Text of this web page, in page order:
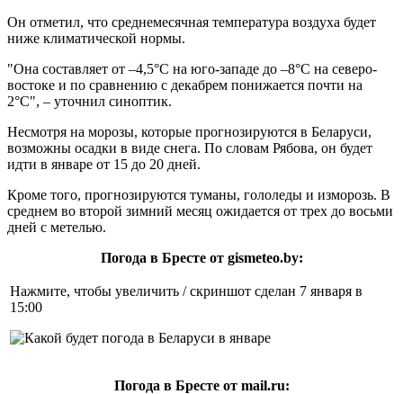
Он отметил, что среднемесячная температура воздуха будет
ниже климатической нормы.
"Она составляет от –4,5°C на юго-западе до –8°C на северо-
востоке и по сравнению с декабрем понижается почти на
2°C", – уточнил синоптик.
Несмотря на морозы, которые прогнозируются в Беларуси,
возможны осадки в виде снега. По словам Рябова, он будет
идти в январе от 15 до 20 дней.
Кроме того, прогнозируются туманы, гололеды и изморозь. В
среднем во второй зимний месяц ожидается от трех до восьми
дней с метелью.
Погода в Бресте от gismeteo.by:
Нажмите, чтобы увеличить / скриншот сделан 7 января в
15:00
Погода в Бресте от mail.ru: